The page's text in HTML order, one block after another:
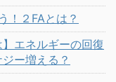
！２FAとは？
エネルギーの回復
ー増える？